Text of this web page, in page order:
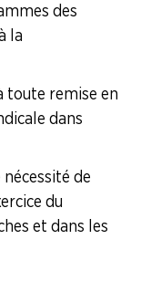
des
la
toute remise en
dans
de
du
et dans les